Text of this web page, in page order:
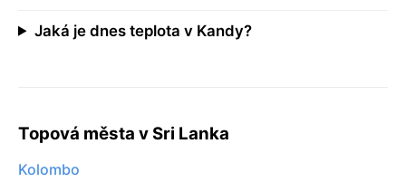
Jaká je dnes teplota v Kandy?
Topová města v Sri Lanka
Kolombo